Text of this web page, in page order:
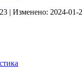
| Изменено: 2024-01-